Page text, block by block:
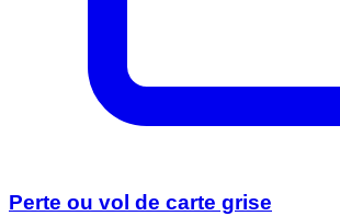
Perte ou vol de carte grise